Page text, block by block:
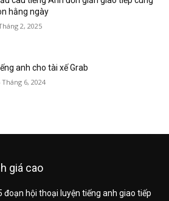
hằng ngày
2, 2025
anh cho tài xế Grab
Tháng 6, 2024
giá cao
đoạn hội thoại luyện tiếng anh giao tiếp